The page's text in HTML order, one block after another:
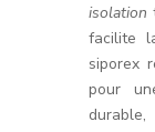
isolation
facilite
siporex
pour